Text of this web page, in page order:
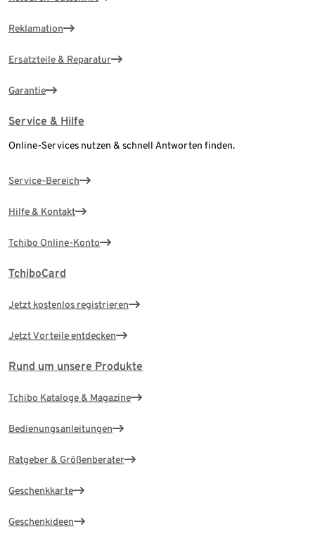
Reklamation
Ersatzteile & Reparatur
Garantie
Service & Hilfe
Online-Services nutzen & schnell Antworten finden.
Service-Bereich
Hilfe & Kontakt
Tchibo Online-Konto
TchiboCard
Jetzt kostenlos registrieren
Jetzt Vorteile entdecken
Rund um unsere Produkte
Tchibo Kataloge & Magazine
Bedienungsanleitungen
Ratgeber & Größenberater
Geschenkkarte
Geschenkideen